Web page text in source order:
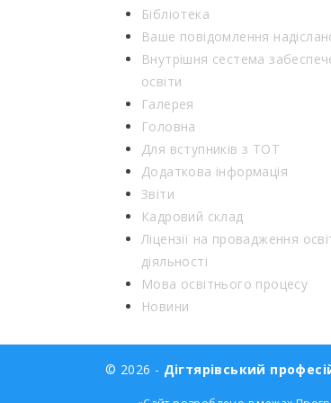
Бібліотека
Ваше повідомлення
Внутрішня сестема
освіти
Галерея
Головна
Для вступників з ТОТ
Додаткова інформація
Звіти
Кадровий склад
Ліцензії на провадження
діяльності
Мова освітнього процесу
Новини
© 2026 - Дігтярівський